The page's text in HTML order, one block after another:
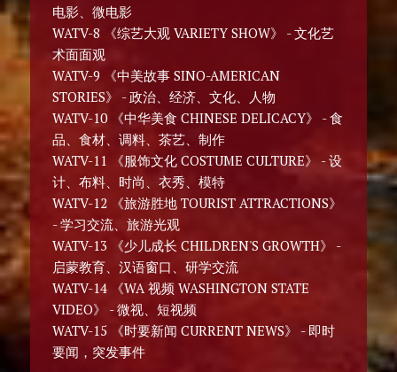
电影、微电影
WATV-8 《综艺大观 VARIETY SHOW》 - 文化艺
术面面观
WATV-9 《中美故事 SINO-AMERICAN
STORIES》 - 政治、经济、文化、人物
WATV-10 《中华美食 CHINESE DELICACY》 - 食
品、食材、调料、茶艺、制作
WATV-11 《服饰文化 COSTUME CULTURE》 - 设
计、布料、时尚、衣秀、模特
WATV-12 《旅游胜地 TOURIST ATTRACTIONS》
- 学习交流、旅游光观
WATV-13 《少儿成长 CHILDREN'S GROWTH》 -
启蒙教育、汉语窗口、研学交流
WATV-14 《WA 视频 WASHINGTON STATE
VIDEO》 - 微视、短视频
WATV-15 《时要新闻 CURRENT NEWS》 - 即时
要闻，突发事件